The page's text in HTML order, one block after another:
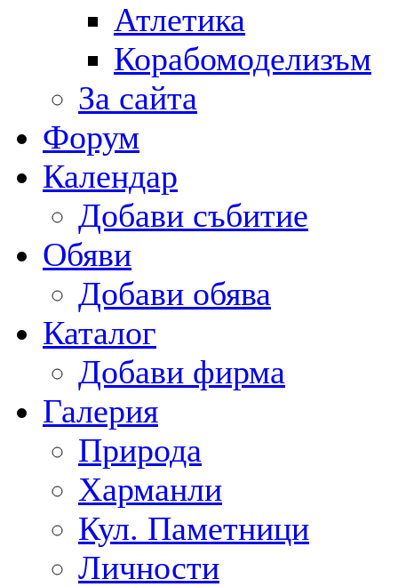
Атлетика
Корабомоделизъм
За сайта
Форум
Календар
Добави събитие
Обяви
Добави обява
Каталог
Добави фирма
Галерия
Природа
Харманли
Кул. Паметници
Личности